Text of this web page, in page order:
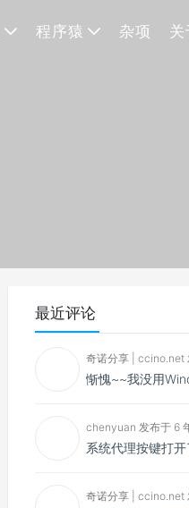
程序猿 杂项 关
最近评论
奇诺分享 | ccino.net
chenyuan 发布于 6
奇诺分享 | ccino.net